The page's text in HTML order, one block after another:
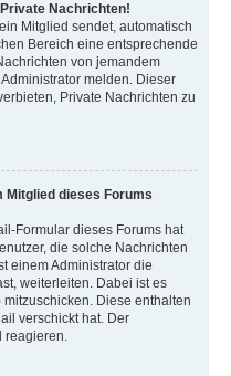
Nachrichten!
Mitglied sendet, automatisch
Bereich eine entsprechende
von jemandem
melden. Dieser
Private Nachrichten zu
Mitglied dieses Forums
Formular dieses Forums hat
die solche Nachrichten
einem Administrator die
weiterleiten. Dabei ist es
Diese enthalten
verschickt hat. Der
reagieren.